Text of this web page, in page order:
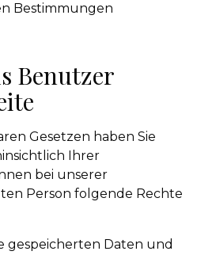
Bestimmungen
Benutzer
Gesetzen haben Sie
Ihrer
bei unserer
Person folgende Rechte
gespeicherten Daten und